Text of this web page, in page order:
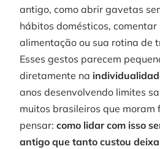
antigo, como abrir gavetas
hábitos domésticos, comentar
alimentação ou sua rotina de
Esses gestos parecem
diretamente na
anos desenvolvendo limites
muitos brasileiros que moram
pensar:como lidar com isso
antigo que tanto custou